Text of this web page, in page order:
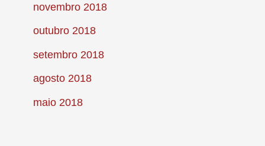
novembro 2018
outubro 2018
setembro 2018
agosto 2018
maio 2018